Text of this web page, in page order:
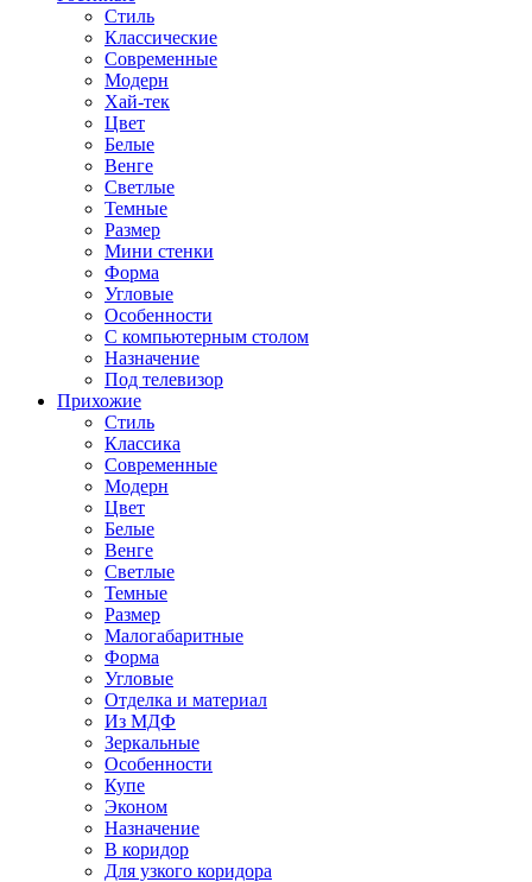
Стиль
Классические
Современные
Модерн
Хай-тек
Цвет
Белые
Венге
Светлые
Темные
Размер
Мини стенки
Форма
Угловые
Особенности
С компьютерным столом
Назначение
Под телевизор
Прихожие
Стиль
Классика
Современные
Модерн
Цвет
Белые
Венге
Светлые
Темные
Размер
Малогабаритные
Форма
Угловые
Отделка и материал
Из МДФ
Зеркальные
Особенности
Купе
Эконом
Назначение
В коридор
Для узкого коридора